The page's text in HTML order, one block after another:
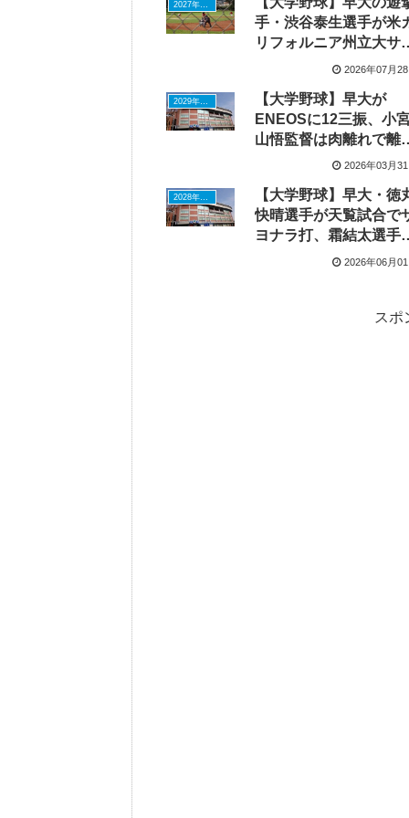
2027年ドラフトニュース
手・渋谷泰生選手が米
リフォルニア州立大サ
ラメント校へ、NCAA1
二遊間も
2026年07月
【大学野球】早大が
ENEOSに12三振、小
山悟監督は肉離れで離
の阿部葉太選手リーグ
2026年03月
2028年ドラフトニュース
【大学野球】早大・徳
快晴選手が天覧試合で
ヨナラ打、霜結太選手
2戦連発の歴史的一発
2026年06月
スポ